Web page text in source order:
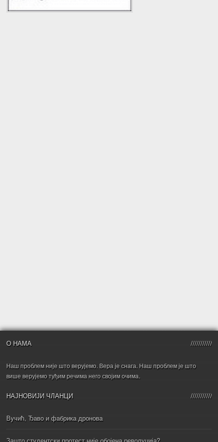
О НАМА
Наш проблем није што верујемо. Вера је снага. Наш проблем је што
више верујемо туђим речима него својим очима.
НАЈНОВИЈИ ЧЛАНЦИ
Вучић, Ђаво и фабрика дронова